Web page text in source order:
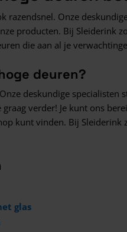
Onze
producten. Bij Sleiderink
die aan al je
deuren?
deskundige specialisten
verder! Je kunt ons
kunt vinden. Bij
glas